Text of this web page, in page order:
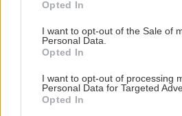
use your data for below specified
consent section.
Opted In
I want to opt-out of the Sale of
Personal Data.
Opted In
I want to opt-out of processing
Personal Data for Targeted
Opted In
πρόσβαση από την στεριά. Η
ώρες, ξεκινά στις 9.00 το
απόγευμα, και κοστίζει35€